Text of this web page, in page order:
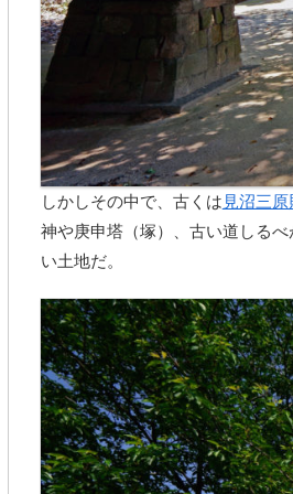
しかしその中で、古くは 見沼三原
神や庚申塔（塚）、古い道しる
い土地だ。